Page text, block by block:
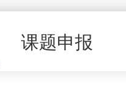
课题申报